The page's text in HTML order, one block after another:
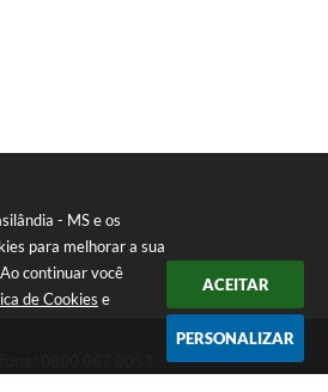
- MS e os
para melhorar a sua
continuar você
de Cookies e
ACEITAR
PERSONALIZAR